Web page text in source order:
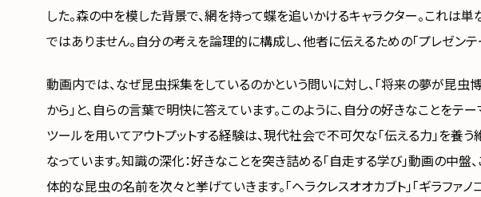
した。森の中を模した背景で、網を持って蝶を追いかけるキャラクター。これは単
ではありません。自分の考えを論理的に構成し、他者に伝えるための「プレゼンテ
動画内では、なぜ昆虫採集をしているのかという問いに対し、「将来の夢が昆虫
から」と、自らの言葉で明快に答えています。このように、自分の好きなことをテー
ツールを用いてアウトプットする経験は、現代社会で不可欠な「伝える力」を養
なっています。知識の深化：好きなことを突き詰める「自走する学び」動画の中盤
体的な昆虫の名前を次々と挙げていきます。「ヘラクレスオオカブト」「ギラファノ